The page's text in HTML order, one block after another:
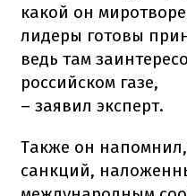
какой он
лидеры готовы
ведь там
российском газе,
– заявил эксперт.
Также он
санкций,